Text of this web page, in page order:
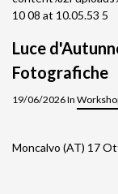
Luce
Fotografiche
19/06/2026 In
Moncalvo (AT) 17